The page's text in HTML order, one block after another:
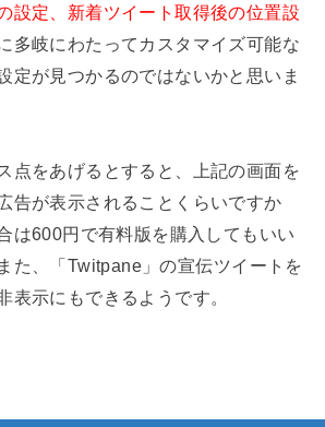
設定、新着ツイート取得後の位置設
多岐にわたってカスタマイズ可能な
定が見つかるのではないかと思いま
点をあげるとすると、上記の画面を
告が表示されることくらいですか
は600円で有料版を購入してもいい
た、「Twitpane」の宣伝ツイートを
表示にもできるようです。